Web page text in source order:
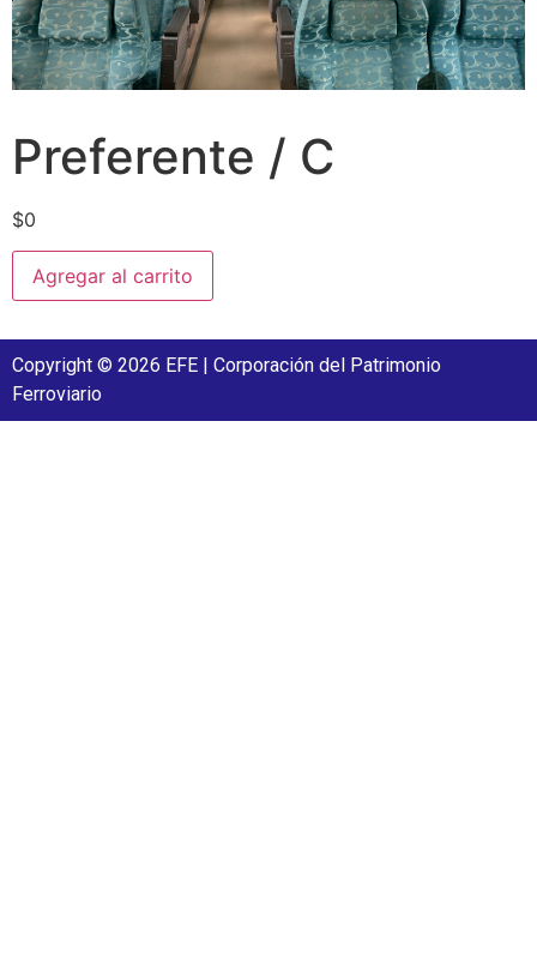
Preferente / C
$0
Agregar al carrito
Copyright © 2026 EFE | Corporación del Patrimonio
Ferroviario